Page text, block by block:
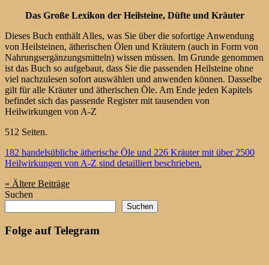
Das Große Lexikon der Heilsteine, Düfte und Kräuter
Dieses Buch enthält Alles, was Sie über die sofortige Anwendung
von Heilsteinen, ätherischen Ölen und Kräutern (auch in Form von
Nahrungsergänzungsmitteln) wissen müssen. Im Grunde genommen
ist das Buch so aufgebaut, dass Sie die passenden Heilsteine ohne
viel nachzulesen sofort auswählen und anwenden können. Dasselbe
gilt für alle Kräuter und ätherischen Öle. Am Ende jeden Kapitels
befindet sich das passende Register mit tausenden von
Heilwirkungen von A-Z
512 Seiten.
182 handelsübliche ätherische Öle und 226 Kräuter mit über 2500
Heilwirkungen von A-Z sind detailliert beschrieben.
« Ältere Beiträge
Suchen
Suchen
Folge auf Telegram